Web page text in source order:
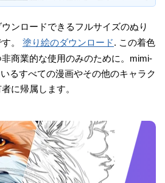
ンロードできるフルサイズのぬり
。 塗り絵のダウンロード. この着色
商業的な使用のみのために。mimi-
るすべての漫画やその他のキャラク
に帰属します。